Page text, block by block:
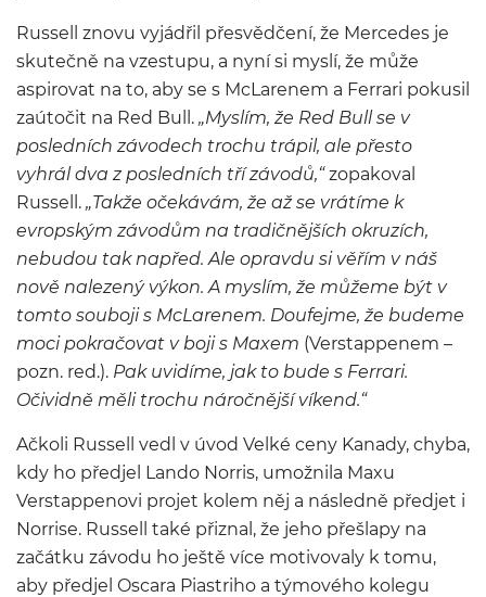
Russell znovu vyjádřil přesvědčení, že Mercedes je
skutečně na vzestupu, a nyní si myslí, že může
aspirovat na to, aby se s McLarenem a Ferrari pokusil
zaútočit na Red Bull. „Myslím, že Red Bull se v
posledních závodech trochu trápil, ale přesto
vyhrál dva z posledních tří závodů,“zopakoval
Russell. „Takže očekávám, že až se vrátíme k
evropským závodům na tradičnějších okruzích,
nebudou tak napřed. Ale opravdu si věřím v náš
nově nalezený výkon. A myslím, že můžeme být v
tomto souboji s McLarenem. Doufejme, že budeme
moci pokračovat v boji s Maxem (Verstappenem –
pozn. red.). Pak uvidíme, jak to bude s Ferrari.
Očividně měli trochu náročnější víkend.“
Ačkoli Russell vedl v úvod Velké ceny Kanady, chyba,
kdy ho předjel Lando Norris, umožnila Maxu
Verstappenovi projet kolem něj a následně předjet i
Norrise. Russell také přiznal, že jeho přešlapy na
začátku závodu ho ještě více motivovaly k tomu,
aby předjel Oscara Piastriho a týmového kolegu